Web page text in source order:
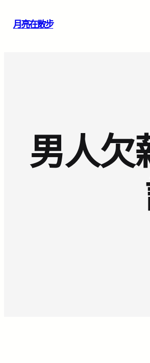
月亮在散步
男人欠